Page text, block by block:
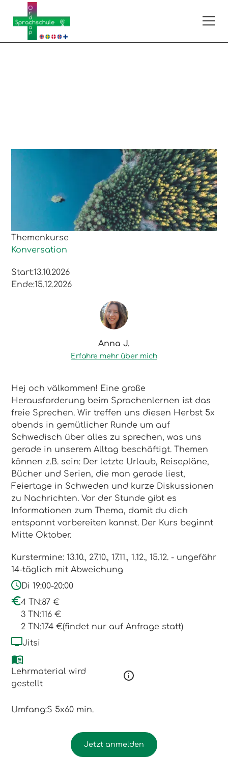
263SVB1x01
Fortgeschrittene mit guten Kenntnissen
Themenkurse
Konversation
Start:13.10.2026
Ende:15.12.2026
Anna J.
Erfahre mehr über mich
Hej och välkommen! Eine große
Herausforderung beim Sprachenlernen ist das
freie Sprechen. Wir treffen uns diesen Herbst 5x
abends in gemütlicher Runde um auf
Schwedisch über alles zu sprechen, was uns
gerade in unserem Alltag beschäftigt. Themen
können z.B. sein: Der letzte Urlaub, Reisepläne,
Bücher und Serien, die man gerade liest,
Feiertage in Schweden und kurze Diskussionen
zu Nachrichten. Vor der Stunde gibt es
Informationen zum Thema, damit du dich
entspannt vorbereiten kannst. Der Kurs beginnt
Mitte Oktober.
Kurstermine: 13.10., 27.10., 17.11., 1.12., 15.12. - ungefähr
14-täglich mit Abweichung
Di 19:00-20:00
4 TN:87 €
3 TN:116 €
2 TN:174 €(findet nur auf Anfrage statt)
Jitsi
Lehrmaterial wird
gestellt
Umfang:S 5x60 min.
Jetzt anmelden